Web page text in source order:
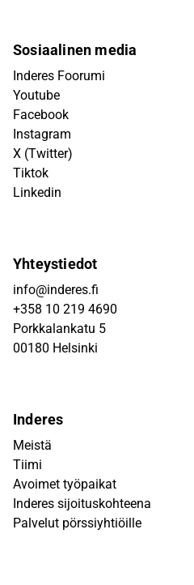
Sosiaalinen media
Inderes Foorumi
Youtube
Facebook
Instagram
X (Twitter)
Tiktok
Linkedin
Yhteystiedot
info@inderes.fi
+358 10 219 4690
Porkkalankatu 5
00180 Helsinki
Inderes
Meistä
Tiimi
Avoimet työpaikat
Inderes sijoituskohteena
Palvelut pörssiyhtiöille